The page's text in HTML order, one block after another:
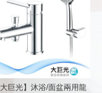
大巨光】沐浴/面盆兩用龍